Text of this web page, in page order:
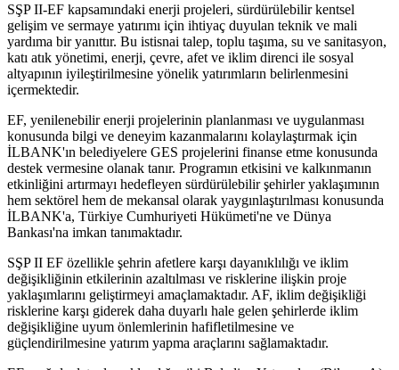
SŞP II-EF kapsamındaki enerji projeleri, sürdürülebilir kentsel
gelişim ve sermaye yatırımı için ihtiyaç duyulan teknik ve mali
yardıma bir yanıttır. Bu istisnai talep, toplu taşıma, su ve sanitasyon,
katı atık yönetimi, enerji, çevre, afet ve iklim direnci ile sosyal
altyapının iyileştirilmesine yönelik yatırımların belirlenmesini
içermektedir.
EF, yenilenebilir enerji projelerinin planlanması ve uygulanması
konusunda bilgi ve deneyim kazanmalarını kolaylaştırmak için
İLBANK'ın belediyelere GES projelerini finanse etme konusunda
destek vermesine olanak tanır. Programın etkisini ve kalkınmanın
etkinliğini artırmayı hedefleyen sürdürülebilir şehirler yaklaşımının
hem sektörel hem de mekansal olarak yaygınlaştırılması konusunda
İLBANK'a, Türkiye Cumhuriyeti Hükümeti'ne ve Dünya
Bankası'na imkan tanımaktadır.
SŞP II EF özellikle şehrin afetlere karşı dayanıklılığı ve iklim
değişikliğinin etkilerinin azaltılması ve risklerine ilişkin proje
yaklaşımlarını geliştirmeyi amaçlamaktadır. AF, iklim değişikliği
risklerine karşı giderek daha duyarlı hale gelen şehirlerde iklim
değişikliğine uyum önlemlerinin hafifletilmesine ve
güçlendirilmesine yatırım yapma araçlarını sağlamaktadır.